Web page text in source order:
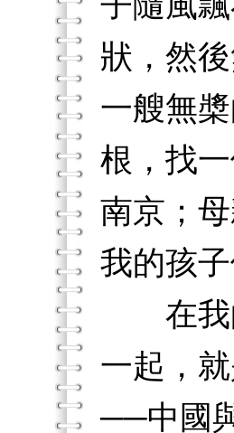
狀，然
一艘無
根，找
南京；
我的孩
在我的
一起，
──中國